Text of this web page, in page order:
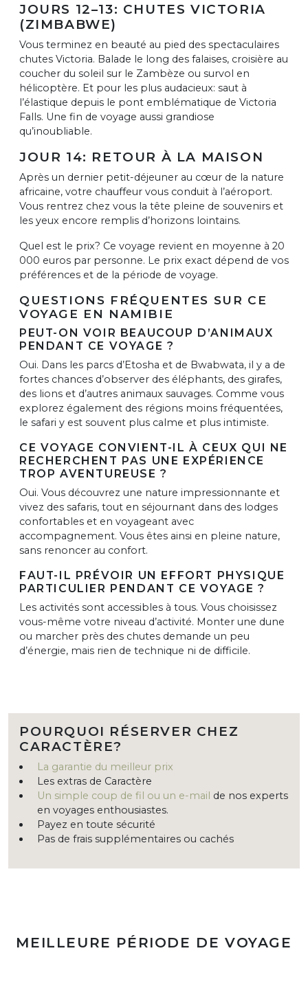
JOURS 12–13: CHUTES VICTORIA
(ZIMBABWE)
Vous terminez en beauté au pied des spectaculaires
chutes Victoria. Balade le long des falaises, croisière au
coucher du soleil sur le Zambèze ou survol en
hélicoptère. Et pour les plus audacieux: saut à
l’élastique depuis le pont emblématique de Victoria
Falls. Une fin de voyage aussi grandiose
qu’inoubliable.
JOUR 14: RETOUR À LA MAISON
Après un dernier petit-déjeuner au cœur de la nature
africaine, votre chauffeur vous conduit à l’aéroport.
Vous rentrez chez vous la tête pleine de souvenirs et
les yeux encore remplis d’horizons lointains.
Quel est le prix? Ce voyage revient en moyenne à 20
000 euros par personne. Le prix exact dépend de vos
préférences et de la période de voyage.
QUESTIONS FRÉQUENTES SUR CE
VOYAGE EN NAMIBIE
PEUT-ON VOIR BEAUCOUP D’ANIMAUX
PENDANT CE VOYAGE ?
Oui. Dans les parcs d’Etosha et de Bwabwata, il y a de
fortes chances d’observer des éléphants, des girafes,
des lions et d’autres animaux sauvages. Comme vous
explorez également des régions moins fréquentées,
le safari y est souvent plus calme et plus intimiste.
CE VOYAGE CONVIENT-IL À CEUX QUI NE
RECHERCHENT PAS UNE EXPÉRIENCE
TROP AVENTUREUSE ?
Oui. Vous découvrez une nature impressionnante et
vivez des safaris, tout en séjournant dans des lodges
confortables et en voyageant avec
accompagnement. Vous êtes ainsi en pleine nature,
sans renoncer au confort.
FAUT-IL PRÉVOIR UN EFFORT PHYSIQUE
PARTICULIER PENDANT CE VOYAGE ?
Les activités sont accessibles à tous. Vous choisissez
vous-même votre niveau d’activité. Monter une dune
ou marcher près des chutes demande un peu
d’énergie, mais rien de technique ni de difficile.
POURQUOI RÉSERVER CHEZ
CARACTÈRE?
La garantie du meilleur prix
Les extras de Caractère
Un simple coup de fil ou un e-mail de nos experts
en voyages enthousiastes.
Payez en toute sécurité
Pas de frais supplémentaires ou cachés
MEILLEURE PÉRIODE DE VOYAGE